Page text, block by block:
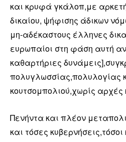
και κρυφά γκάλοπ,με
δικαίου, ψήφισης άδικων
μη-αδέκαστους έλληνες
ευρωπαίοι στη φάση αυτή
καθαρτήριες
πολυγλωσσίας,πολυλογίας
κουτσομπολιού,χωρίς αρχές
Πενήντα και πλέον
και τόσες κυβερνήσεις,τόσοι